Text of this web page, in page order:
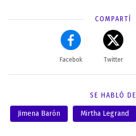
COMPARTÍ
Facebok Twitter
SE HABLÓ DE
Jimena Barón Mirtha Legrand